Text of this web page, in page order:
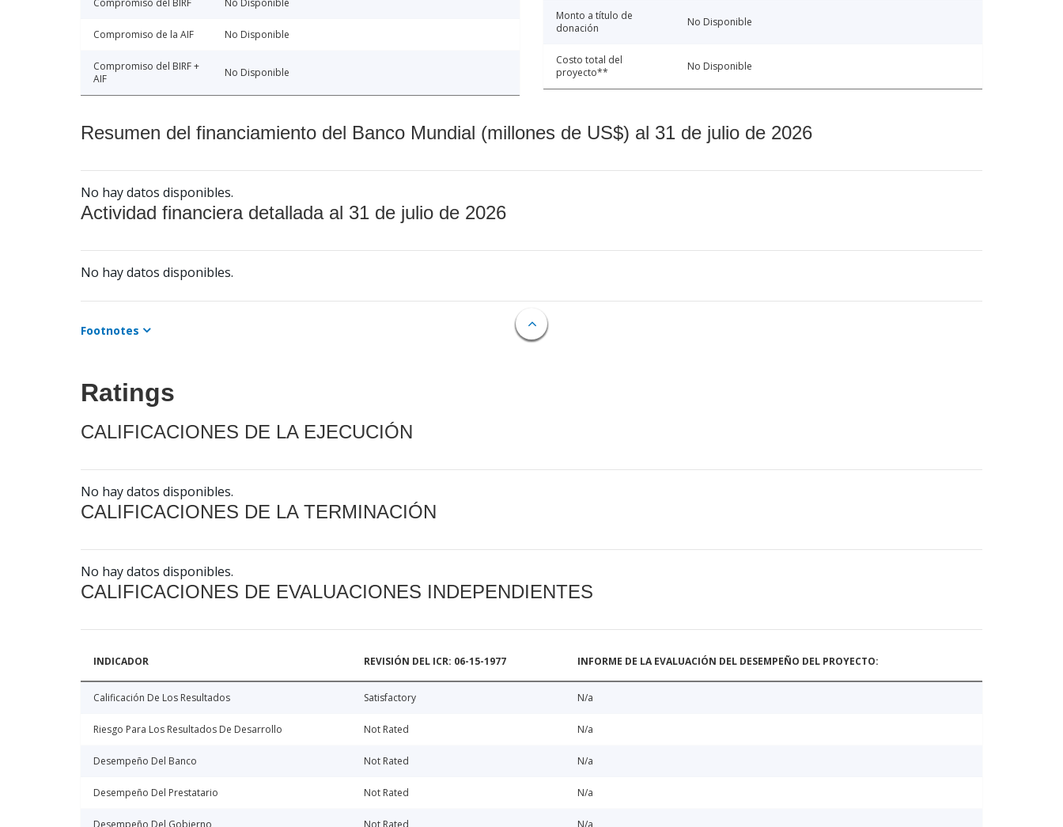
Compromiso del BIRF No Disponible
Compromiso de la AIF No Disponible
Compromiso del BIRF +
AIF
No Disponible
Monto a título de
donación
No Disponible
Costo total del
proyecto**
No Disponible
Resumen del financiamiento del Banco Mundial (millones de US$) al 31 de julio de 2026
No hay datos disponibles.
Actividad financiera detallada al 31 de julio de 2026
No hay datos disponibles.
Footnotes
Ratings
CALIFICACIONES DE LA EJECUCIÓN
No hay datos disponibles.
CALIFICACIONES DE LA TERMINACIÓN
No hay datos disponibles.
CALIFICACIONES DE EVALUACIONES INDEPENDIENTES
INDICADOR REVISIÓN DEL ICR: 06-15-1977 INFORME DE LA EVALUACIÓN DEL DESEMPEÑO DEL PROYECTO:
Calificación De Los Resultados Satisfactory N/a
Riesgo Para Los Resultados De Desarrollo Not Rated N/a
Desempeño Del Banco Not Rated N/a
Desempeño Del Prestatario Not Rated N/a